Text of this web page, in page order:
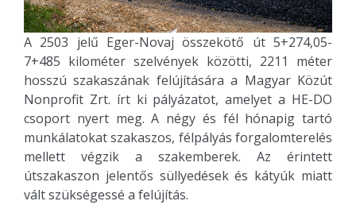
A 2503 jelű Eger-Novaj összekötő út 5+274,05-
7+485 kilométer szelvények közötti, 2211 méter
hosszú szakaszának felújítására a Magyar Közút
Nonprofit Zrt. írt ki pályázatot, amelyet a HE-DO
csoport nyert meg. A négy és fél hónapig tartó
munkálatokat szakaszos, félpályás forgalomterelés
mellett végzik a szakemberek. Az érintett
útszakaszon jelentős süllyedések és kátyúk miatt
vált szükségessé a felújítás.